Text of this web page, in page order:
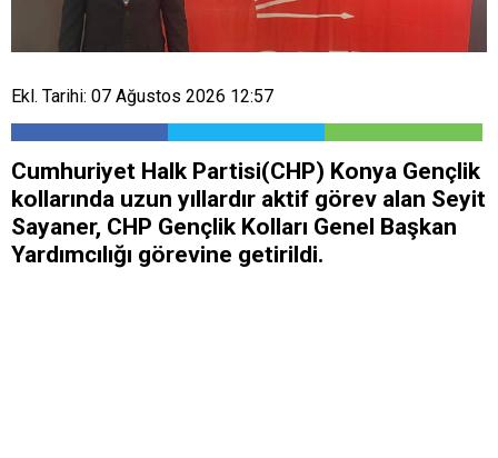
Ekl. Tarihi: 07 Ağustos 2026 12:57
Cumhuriyet Halk Partisi(CHP) Konya Gençlik
kollarında uzun yıllardır aktif görev alan Seyit
Sayaner, CHP Gençlik Kolları Genel Başkan
Yardımcılığı görevine getirildi.